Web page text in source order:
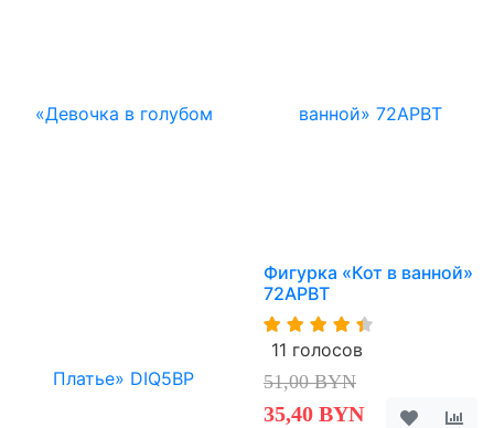
Фигурка «Кот в ванной»
72APBT
11 голосов
51,00 BYN
35,40 BYN